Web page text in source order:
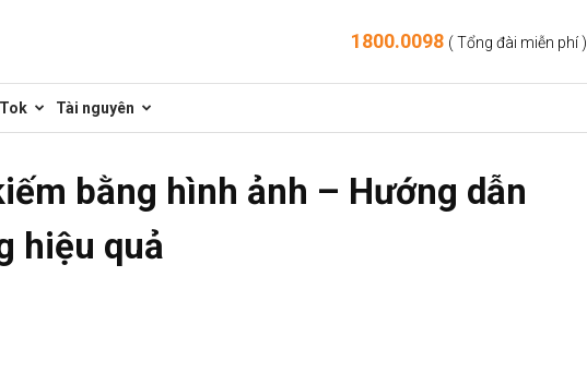
1800.0098 ( Tổng đài miễn phí )
Tài nguyên
bằng hình ảnh – Hướng dẫn
hiệu quả